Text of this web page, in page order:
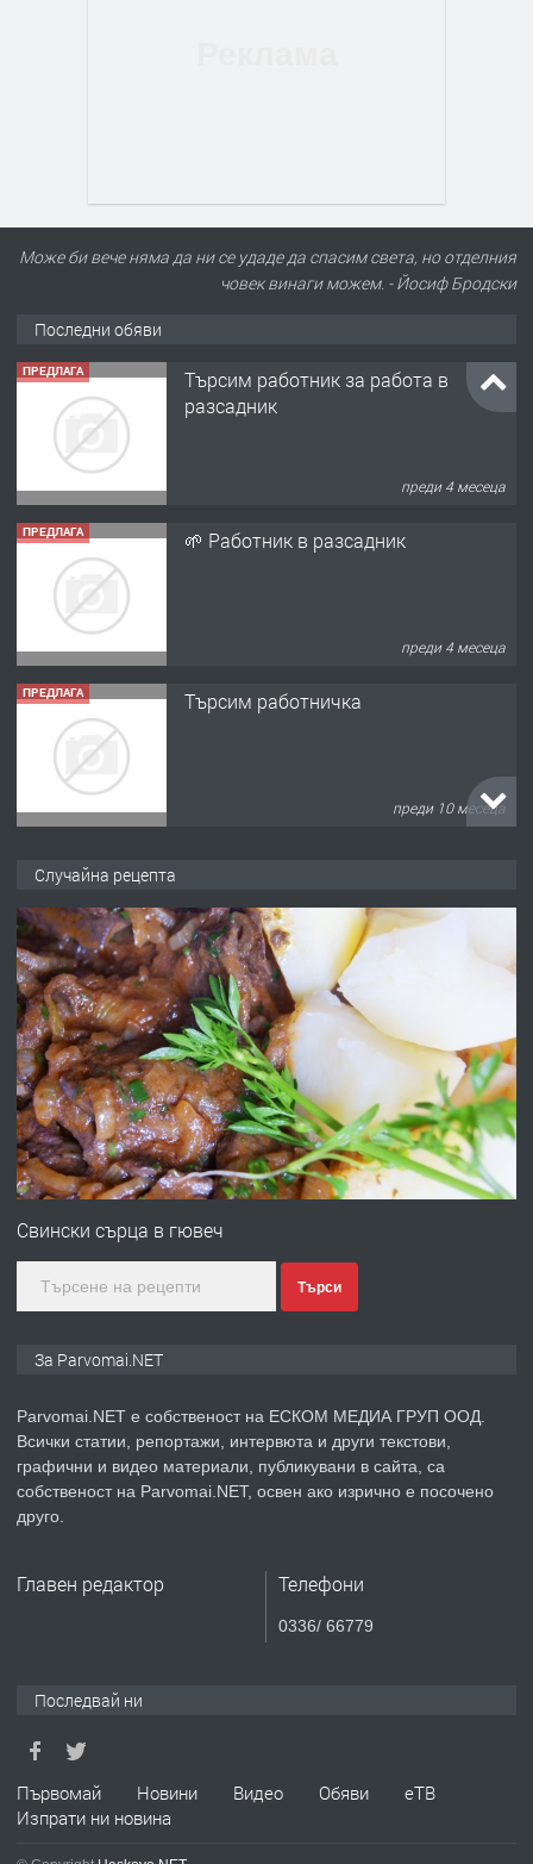
Може би вече няма да ни се удаде да спасим света, но отделния
човек винаги можем. - Йосиф Бродски
Последни обяви
ПРЕДЛАГА
Търсим работник за работа в
разсадник
преди 4 месеца
ПРЕДЛАГА 🌱 Работник в разсадник
преди 4 месеца
ПРЕДЛАГА Търсим работничка
преди 10 месеца
преди 1 година
ПРЕДЛАГА Работа за общи работници
преди 1 година
ПРЕДЛАГА
Първи поход "По стъпките на Ангел
преди 1 година
ПРЕДЛАГА Уроци по Математика
ТЪРСИ
Случайна рецепта
Свински сърца в гювеч
Търси
За Parvomai.NET
Parvomai.NET е собственост на ЕСКОМ МЕДИА ГРУП ООД.
Всички статии, репортажи, интервюта и други текстови,
графични и видео материали, публикувани в сайта, са
собственост на Parvomai.NET, освен ако изрично е посочено
друго.
Главен редактор Телефони
0336/ 66779
Последвай ни
Първомай Новини Видео Обяви
еТВ
Изпрати ни новина